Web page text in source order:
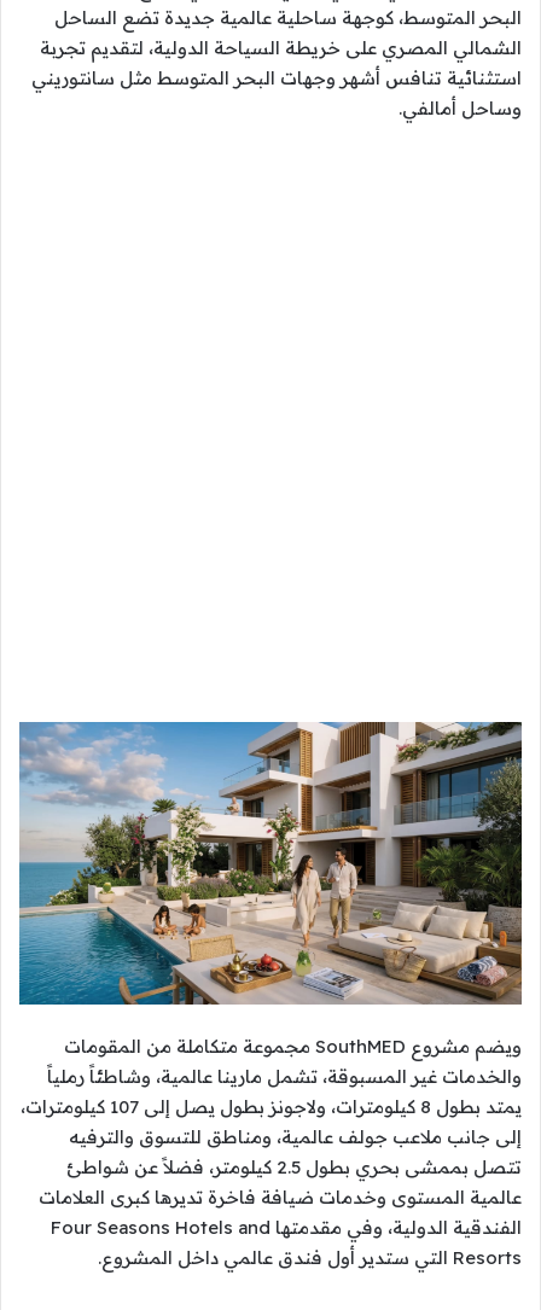
البحر المتوسط، كوجهة ساحلية عالمية جديدة تضع الساحل
الشمالي المصري على خريطة السياحة الدولية، لتقديم تجربة
استثنائية تنافس أشهر وجهات البحر المتوسط مثل سانتوريني
وساحل أمالفي.
ويضم مشروع SouthMED مجموعة متكاملة من المقومات
والخدمات غير المسبوقة، تشمل مارينا عالمية، وشاطئاً رملياً
يمتد بطول 8 كيلومترات، ولاجونز بطول يصل إلى 107 كيلومترات،
إلى جانب ملاعب جولف عالمية، ومناطق للتسوق والترفيه
تتصل بممشى بحري بطول 2.5 كيلومتر، فضلاً عن شواطئ
عالمية المستوى وخدمات ضيافة فاخرة تديرها كبرى العلامات
الفندقية الدولية، وفي مقدمتها Four Seasons Hotels and
Resorts التي ستدير أول فندق عالمي داخل المشروع.